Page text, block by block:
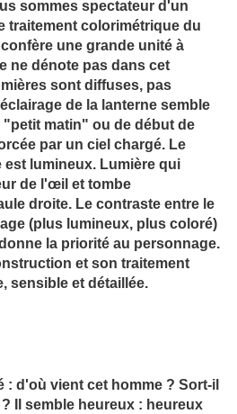
sommes spectateur d'un
traitement colorimétrique du
une grande unité à
ne dénote pas dans cet
sont diffuses, pas
de la lanterne semble
matin" ou de début de
par un ciel chargé. Le
lumineux. Lumière qui
de l'œil et tombe
droite. Le contraste entre le
(plus lumineux, plus coloré)
la priorité au personnage.
et son traitement
sensible et détaillée.
: d'où vient cet homme ? Sort-il
Il semble heureux : heureux